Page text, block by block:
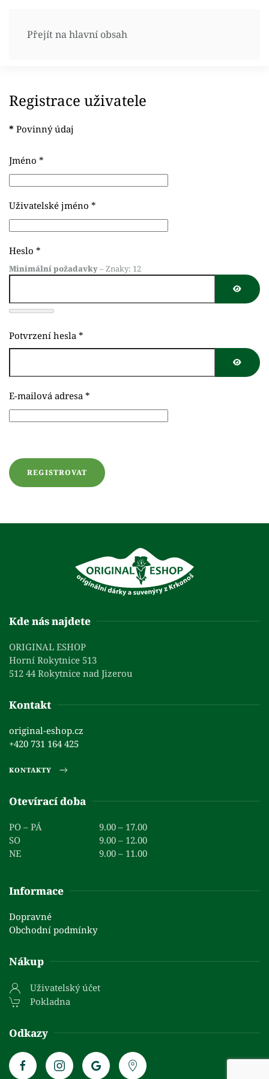
Přejít na hlavní obsah
Registrace uživatele
* Povinný údaj
Jméno *
Uživatelské jméno *
Heslo *
Minimální požadavky– Znaky: 12
Potvrzení hesla *
E-mailová adresa *
REGISTROVAT
Kde nás najdete
ORIGINAL ESHOP
Horní Rokytnice 513
512 44 Rokytnice nad Jizerou
Kontakt
original-eshop.cz
+420 731 164 425
KONTAKTY
Otevírací doba
PO – PÁ
9.00 – 17.00
SO
9.00 – 12.00
NE
9.00 – 11.00
Informace
Dopravné
Obchodní podmínky
Nákup
Uživatelský účet
Pokladna
Odkazy